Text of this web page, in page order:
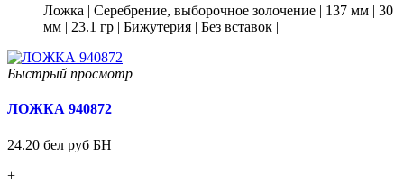
Ложка | Серебрение, выборочное золочение | 137 мм | 30
мм | 23.1 гр | Бижутерия | Без вставок |
Быстрый просмотр
ЛОЖКА 940872
24.20 бел руб БН
+